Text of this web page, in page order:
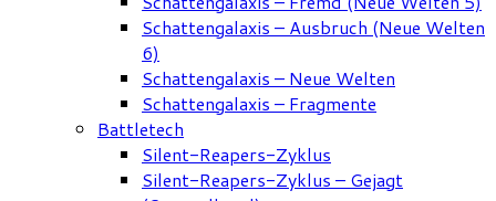
Schattengalaxis – Ausbruch (Neue Welten
6)
Schattengalaxis – Neue Welten
Schattengalaxis – Fragmente
Battletech
Silent-Reapers-Zyklus
Silent-Reapers-Zyklus – Gejagt